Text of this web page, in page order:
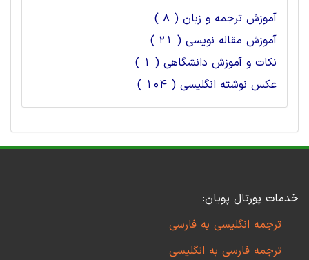
آموزش ترجمه و زبان ( 8 )
آموزش مقاله نویسی ( 21 )
نکات و آموزش دانشگاهی ( 1 )
عکس نوشته انگلیسی ( 104 )
خدمات پورتال پویان:
ترجمه انگلیسی به فارسی
ترجمه فارسی به انگلیسی